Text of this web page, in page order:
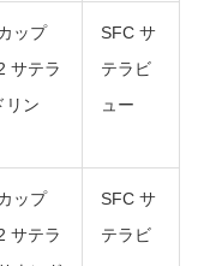
ップ
サテラ
リン
SFC サ
テラビ
ュー
ップ
サテラ
SFC サ
テラビ